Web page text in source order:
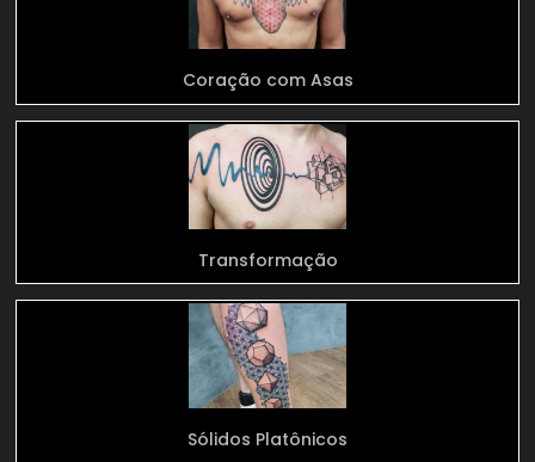
Coração com Asas
Transformação
Sólidos Platônicos